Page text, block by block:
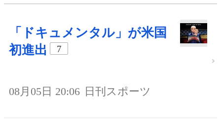
「ドキュメンタル」が米国
初進出
7
08月05日 20:06 日刊スポーツ